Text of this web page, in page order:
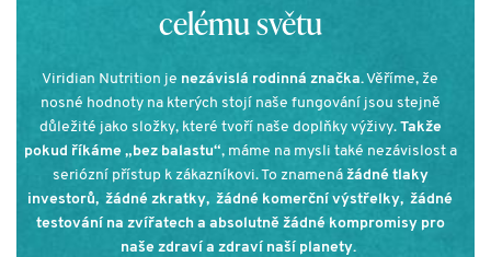
celému světu
Viridian Nutrition je nezávislá rodinná značka.Věříme, že
nosné hodnoty na kterých stojí naše fungování jsou stejně
důležité jako složky, které tvoří naše doplňky výživy. Takže
pokud říkáme „bez balastu“, máme na mysli také nezávislost a
seriózní přístup k zákazníkovi. To znamená žádné tlaky
investorů, žádné zkratky, žádné komerční výstřelky, žádné
testování na zvířatech a absolutně žádné kompromisy pro
naše zdraví a zdraví naší planety.